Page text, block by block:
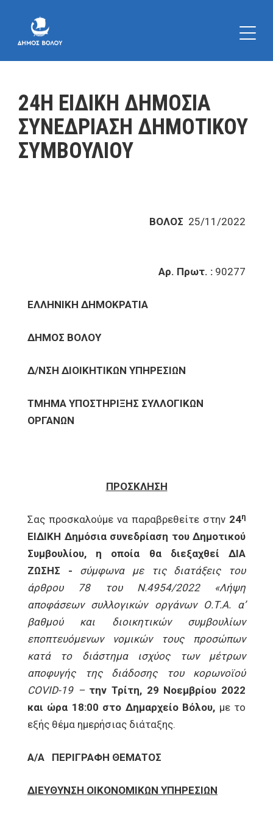
24Η ΕΙΔΙΚΗ ΔΗΜΟΣΙΑ
ΣΥΝΕΔΡΙΑΣΗ ΔΗΜΟΤΙΚΟΥ
ΣΥΜΒΟΥΛΙΟΥ
ΒΟΛΟΣ 25/11/2022
Αρ. Πρωτ. : 90277
ΕΛΛΗΝΙΚΗ ΔΗΜΟΚΡΑΤΙΑ
ΔΗΜΟΣ ΒΟΛΟΥ
Δ/ΝΣΗ ΔΙΟΙΚΗΤΙΚΩΝ ΥΠΗΡΕΣΙΩΝ
ΤΜΗΜΑ ΥΠΟΣΤΗΡΙΞΗΣ ΣΥΛΛΟΓΙΚΩΝ
ΟΡΓΑΝΩΝ
ΠΡΟΣΚΛΗΣΗ
Σας προσκαλούμε να παραβρεθείτε στην 24η
ΕΙΔΙΚΗ Δημόσια συνεδρίαση του Δημοτικού
Συμβουλίου, η οποία θα διεξαχθεί ΔΙΑ
ΖΩΣΗΣ -
σύμφωνα με
τις διατάξεις του
άρθρου 78 του Ν.4954/2022 «Λήψη
αποφάσεων συλλογικών οργάνων Ο.Τ.Α. α’
βαθμού και διοικητικών συμβουλίων
εποπτευόμενων νομικών τους προσώπων
κατά το διάστημα ισχύος των μέτρων
αποφυγής της διάδοσης του κορωνοϊού
COVID-19 – την Τρίτη, 29 Νοεμβρίου 2022
και ώρα 18:00 στο Δημαρχείο Βόλου, με το
εξής θέμα ημερήσιας διάταξης.
Α/Α ΠΕΡΙΓΡΑΦΗ ΘΕΜΑΤΟΣ
ΔΙΕΥΘΥΝΣΗ ΟΙΚΟΝΟΜΙΚΩΝ ΥΠΗΡΕΣΙΩΝ